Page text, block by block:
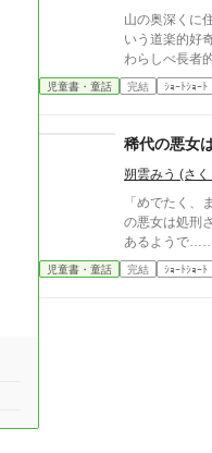
山の奥深くに
いう道楽的好
わらしべ長者
児童書・童話 完結 ｼｮｰﾄｼｮｰﾄ
稀代の悪女
朔雲みう (さ
「めでたく、
の悪女は処刑されました。
あるようで……？ 悪女聖女物語、第2弾♪ タ
は2通りの意味
も……？ ※ イラストは、親友の朝美智晴さまに描い
児童書・童話 完結 ｼｮｰﾄｼｮｰﾄ